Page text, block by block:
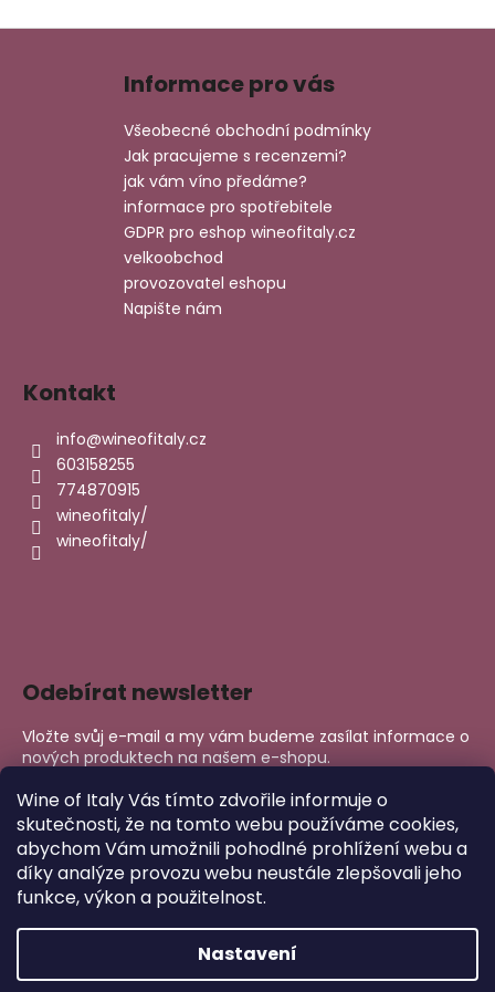
Wine of Italy Vás tímto zdvořile informuje o
skutečnosti, že na tomto webu používáme cookies,
abychom Vám umožnili pohodlné prohlížení webu a
díky analýze provozu webu neustále zlepšovali jeho
funkce, výkon a použitelnost.
Nastavení
Informace pro vás
Všeobecné obchodní podmínky
Jak pracujeme s recenzemi?
jak vám víno předáme?
informace pro spotřebitele
GDPR pro eshop wineofitaly.cz
velkoobchod
provozovatel eshopu
Napište nám
Kontakt
info@wineofitaly.cz
603158255
774870915
wineofitaly/
wineofitaly/
Odebírat newsletter
Vložte svůj e-mail a my vám budeme zasílat informace o
nových produktech na našem e-shopu.
E-mail
PŘIHLÁSIT SE
Wine of Italy. Všechna práva vyhrazena.
Upravit nastavení cookies